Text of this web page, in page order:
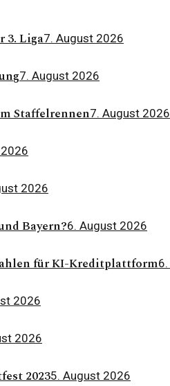
3. Liga7. August 2026
7. August 2026
Staffelrennen7. August 2026
2026
Bayern?6. August 2026
für KI-Kreditplattform
2026
2026
20235. August 2026